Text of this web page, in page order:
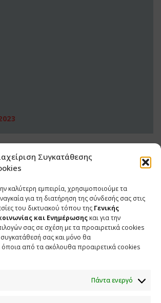
Συγκατάθεσης
καλύτερη εμπειρία, χρησιμοποιούμε τα
για τη διατήρηση της σύνδεσής σας στις
του δικτυακού τόπου της Γενικής
και Ενημέρωσης και για την
σας σε σχέση με τα προαιρετικά cookies
σας και μόνο θα
από τα ακόλουθα προαιρετικά cookies
Πάντα ενεργό
& Αλεξάνδρου Πάντου